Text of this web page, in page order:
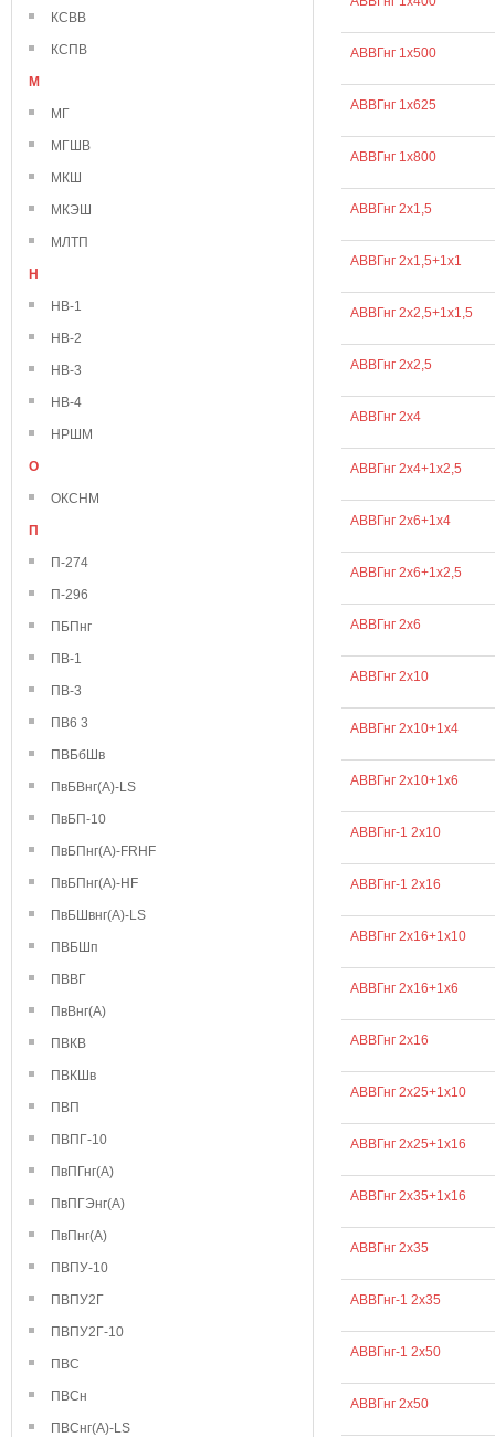
КСВВ
КСПВ
М
МГ
МГШВ
МКШ
МКЭШ
МЛТП
Н
НВ-1
НВ-2
НВ-3
НВ-4
НРШМ
О
ОКСНМ
П
П-274
П-296
ПБПнг
ПВ-1
ПВ-3
ПВ6 3
ПВБбШв
ПвБВнг(А)-LS
ПвБП-10
ПвБПнг(А)-FRHF
ПвБПнг(А)-HF
ПвБШвнг(А)-LS
ПВБШп
ПВВГ
ПвВнг(А)
ПВКВ
ПВКШв
ПВП
ПВПГ-10
ПвПГнг(А)
ПвПГЭнг(А)
ПвПнг(А)
ПВПУ-10
ПВПУ2Г
ПВПУ2Г-10
ПВС
ПВСн
ПВСнг(А)-LS
АВВГнг 1х500
АВВГнг 1х625
АВВГнг 1х800
АВВГнг 2х1,5
АВВГнг 2х1,5+1х1
АВВГнг 2х2,5+1х1,5
АВВГнг 2х2,5
АВВГнг 2х4
АВВГнг 2х4+1х2,5
АВВГнг 2х6+1х4
АВВГнг 2х6+1х2,5
АВВГнг 2х6
АВВГнг 2х10
АВВГнг 2х10+1х4
АВВГнг 2х10+1х6
АВВГнг-1 2х10
АВВГнг-1 2х16
АВВГнг 2х16+1х10
АВВГнг 2х16+1х6
АВВГнг 2х16
АВВГнг 2х25+1х10
АВВГнг 2х25+1х16
АВВГнг 2х35+1х16
АВВГнг 2х35
АВВГнг-1 2х35
АВВГнг-1 2х50
АВВГнг 2х50